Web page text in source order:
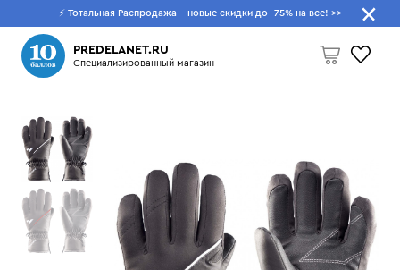
⚡ Тотальная Распродажа - новые скидки до -75% на все! >>
PREDELANET.RU
Специализированный магазин
Пусто
Что будем искать?